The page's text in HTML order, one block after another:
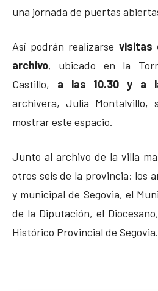
una jornada de puertas
Así podrán realizarse visitas
archivo, ubicado en la
Castillo, a las 10.30 y a
archivera, Julia Montalvillo,
mostrar este espacio.
Junto al archivo de la villa
otros seis de la provincia: los
y municipal de Segovia, el
de la Diputación, el
Histórico Provincial de Segovia.